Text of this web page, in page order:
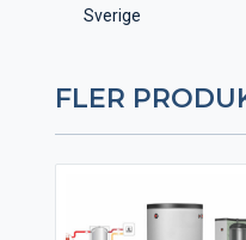
Sverige
FLER